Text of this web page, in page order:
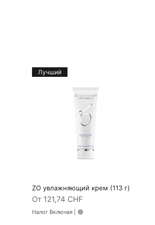
Быстрый просмотр
Лучший
ZO увлажняющий крем (113 г)
От 121,74 CHF
Цена со скидкой
Налог Включая| 🟢